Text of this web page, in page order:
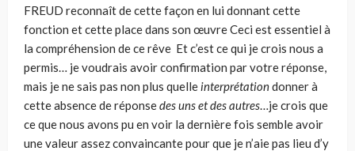
FREUD reconnaît de cette façon en lui donnant cette
fonction et cette place dans son œuvre Ceci est essentiel à
la compréhension de ce rêve Et c’est ce qui je crois nous a
permis… je voudrais avoir confirmation par votre réponse,
mais je ne sais pas non plus quelleinterprétationdonner à
cette absence de réponsedes uns et des autres…je crois que
ce que nous avons pu en voir la dernière fois semble avoir
une valeur assez convaincante pour que je n’aie pas lieu d’y